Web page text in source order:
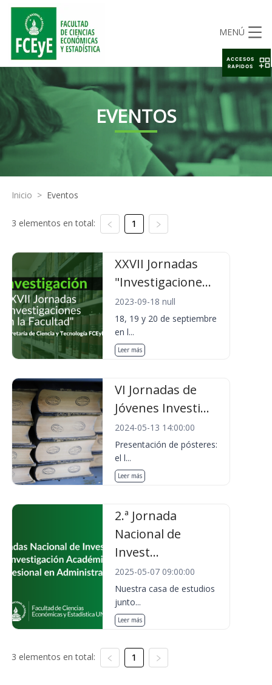
MENÚ
EVENTOS
Inicio > Eventos
3 elementos en total: 1
XXVII Jornadas
"Investigacione...
2023-09-18 null
18, 19 y 20 de septiembre
en l...
Leer más
VI Jornadas de
Jóvenes Investi...
2024-05-13 14:00:00
Presentación de pósteres:
el l...
Leer más
2.ª Jornada
Nacional de
Invest...
2025-05-07 09:00:00
Nuestra casa de estudios
junto...
Leer más
3 elementos en total: 1
ACCESOS
RAPIDOS